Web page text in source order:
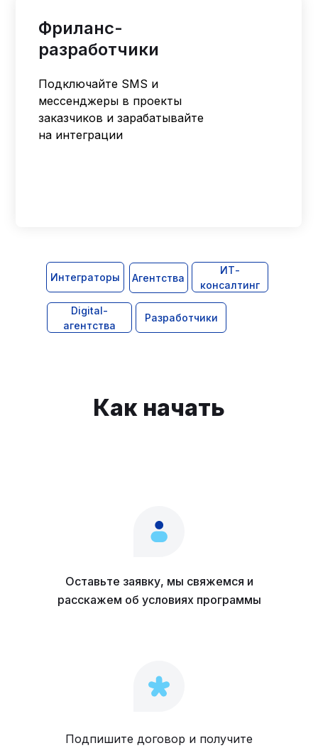
Фриланс-
разработчики
Подключайте SMS и
мессенджеры в проекты
заказчиков и зарабатывайте
на интеграции
Интеграторы Агентства
ИТ-
консалтинг
Digital-
агентства
Разработчики
Как начать
Оставьте заявку, мы свяжемся и
расскажем об условиях программы
Подпишите договор и получите